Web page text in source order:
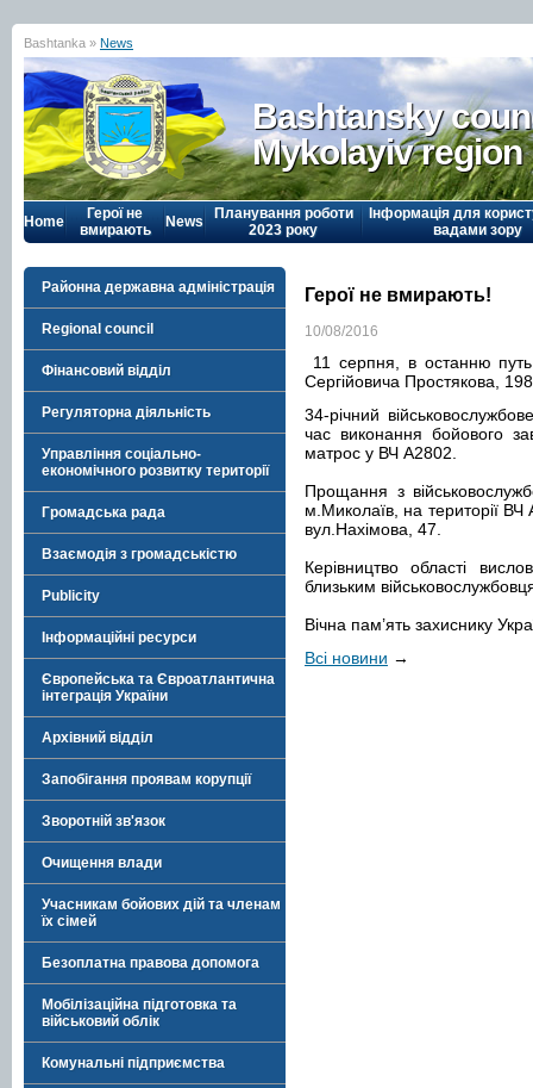
Bashtanka » News
Bashtansky
Mykolayiv region
Home
Герої не
вмирають
News
Планування роботи
2023 року
Інформація для
вадами зору
Районна державна адміністрація
Regional council
Фінансовий відділ
Регуляторна діяльність
Управління соціально-
економічного розвитку території
Громадська рада
Взаємодія з громадськістю
Publicity
Інформаційні ресурси
Європейська та Євроатлантична
інтеграція України
Архівний відділ
Запобігання проявам корупції
Зворотній зв'язок
Очищення влади
Учасникам бойових дій та членам
їх сімей
Безоплатна правова допомога
Мобілізаційна підготовка та
військовий облік
Комунальні підприємства
Герої не вмирають!
10/08/2016
11 серпня, в останню
Сергійовича Простякова,
34-річний
час виконання бойового
матрос у ВЧ А2802.
Прощання з
м.Миколаїв, на території
вул.Нахімова, 47.
Керівництво області
близьким
Вічна пам’ять захиснику
Всі новини →